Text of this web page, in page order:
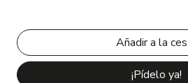
¡Pídelo ya!